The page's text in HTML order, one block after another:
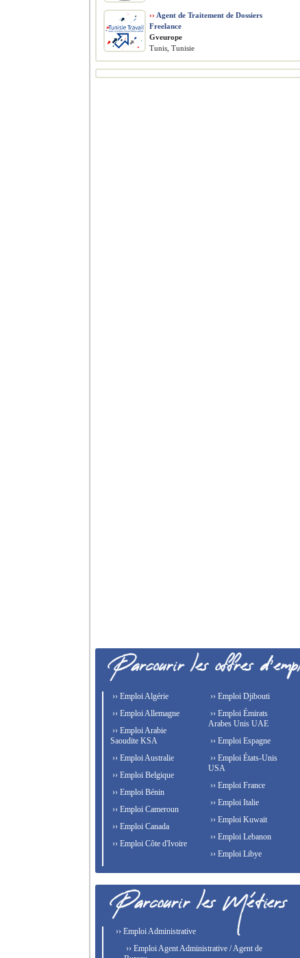
›› Agent de Traitement de Dossiers
Freelance
Gveurope
Tunis, Tunisie
›› Emploi Algérie
›› Emploi Allemagne
›› Emploi Arabie
Saoudite KSA
›› Emploi Australie
›› Emploi Belgique
›› Emploi Bénin
›› Emploi Cameroun
›› Emploi Canada
›› Emploi Côte d'Ivoire
›› Emploi Djibouti
›› Emploi Émirats
Arabes Unis UAE
›› Emploi Espagne
›› Emploi États-Unis
USA
›› Emploi France
›› Emploi Italie
›› Emploi Kuwait
›› Emploi Lebanon
›› Emploi Libye
›› Emploi Administrative
›› Emploi Agent Administrative / Agent de